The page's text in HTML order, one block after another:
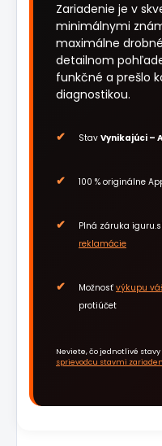
Zariadenie je v
minimálnymi
maximálne
detailnom
funkčné a prešlo
diagnostikou.
Stav Vynikajúci –
100 % originálne
Plná záruka
reklamácie
Možnosť výkupu
protiúčet
Neviete, čo jednotlivé
sprievodcu stavmi zariadení